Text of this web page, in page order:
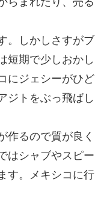
。しかしさすがブ
短期で少しおかし
にジェシーがひど
ジトをぶっ飛ばし
作るので質が良く
はシャブやスピー
す。メキシコに行